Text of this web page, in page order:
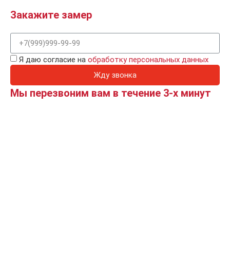
Закажите замер
Я даю согласие на обработку персональных данных
Жду звонка
Мы перезвоним вам в течение 3-х минут